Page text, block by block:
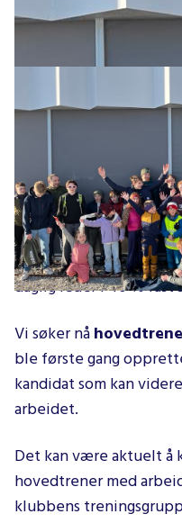
Tromsø Klatreklubb
største idrettsklubber
(per august 2025). Vi
klatreklubb. Klubben
et AS med eget styre,
i dag rundt 25 trenere
daglig leder i 40 % fast
Vi søker nå
ble første gang
kandidat som kan
arbeidet.
Det kan være aktuelt å
hovedtrener med
klubbens